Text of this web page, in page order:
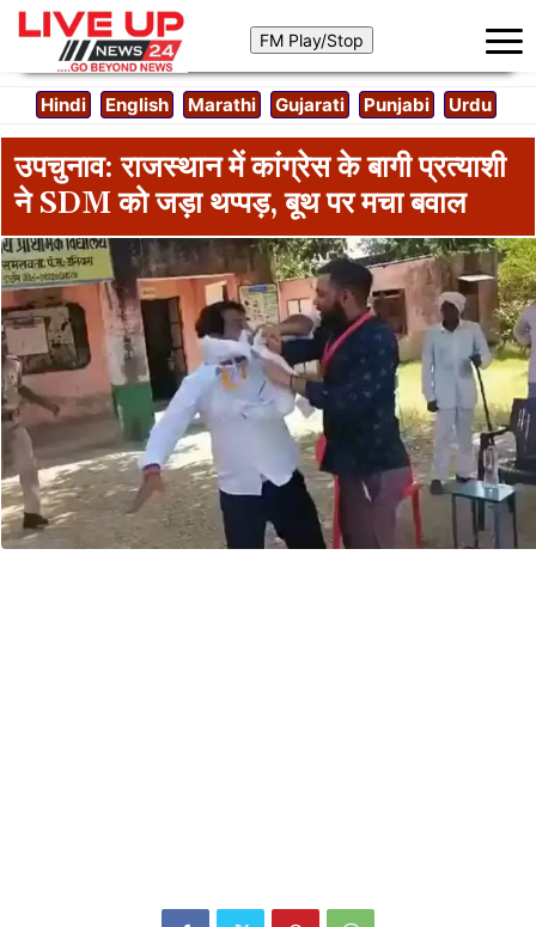
Hindi English Marathi Gujarati Punjabi Urdu
उपचुनाव: राजस्थान में कांग्रेस के बागी प्रत्याशी
ने SDM को जड़ा थप्पड़, बूथ पर मचा बवाल